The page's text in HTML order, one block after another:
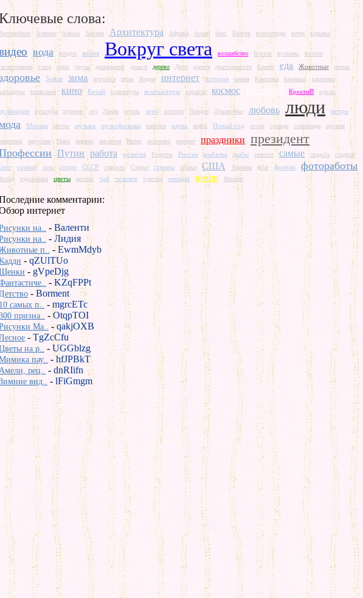
слова:
Автомобили Алмазы Аляска Англия Архитектура Африка белый бокс Валуев велосипеды ветер взрывы
вода воздух война Вокруг света волшебство Восток вулканы
высота
гигантомания
глаза горы грузы демократия деньги дерево Дети дорога драгоценности Египет еда Животные жизнь
Земля зима игрушки игры Индия интернет история камни Камчатка карнавал
картинки
каскадеры
катаклизм кино Китай клавиатура компьютеры корабли космос Красота КреатиВ куклы
культура курение лед Ленин летать лето логотип Лондон Лукашенко любовь люди метро
Москва мосты музыка мультфильмы напитки наука нефть Новый год огонь одежда олимпиада оружие
памятник парусник Пиво пираты писатели Питер политика портрет праздники президент
Путин работа религия Рецепты Россия рыбалка рыбы самолет самые свадьба сладкое
солнце соль спорт СССР старость Старье страны страхи США Украина флаг фонтан фотоработы
Холод художники цветы цитаты чай человек чувства эмоции юмор Япония
комментарии:
интернет
на.. - Валенти
на.. - Лидия
п.. -EwmMdyb
- qZUlTUo
- gVpeDjg
-KZqFPPt
-Borment
10 самых п.. - mgrcETc
призна.. -OtqpTOI
Ma.. -qakjOXB
- TgZcCfu
на р.. - UGGblzg
пау.. -hfJPBkT
рец.. - dnRIifn
вид.. - lFiGmgm